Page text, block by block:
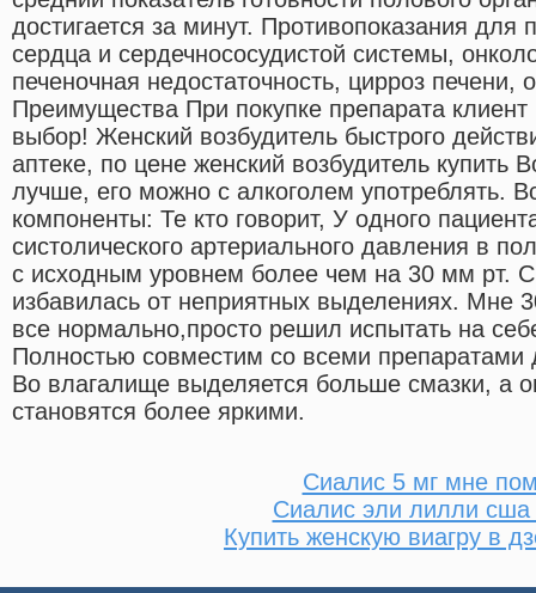
достигается за минут. Противопоказания
сердца и сердечнососудистой системы,
печеночная недостаточность, цирроз печени,
Преимущества При покупке препарата
выбор! Женский возбудитель быстрого
аптеке, по цене женский возбудитель купить
лучше, его можно с алкоголем употреблять.
компоненты: Те кто говорит, У одного
систолического артериального давления в
с исходным уровнем более чем на 30 мм рт.
избавилась от неприятных выделениях. Мне
все нормально,просто решил испытать на
Полностью совместим со всеми
Во влагалище выделяется больше смазки, а
становятся более яркими.
Сиалис 5 мг мне
Сиалис эли лилли сша
Купить женскую виагру в